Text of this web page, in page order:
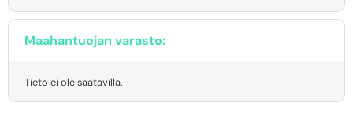
Maahantuojan varasto:
Tieto ei ole saatavilla.